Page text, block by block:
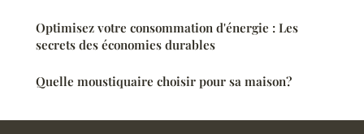
Optimisez votre consommation d'énergie : Les
secrets des économies durables
Quelle moustiquaire choisir pour sa maison?